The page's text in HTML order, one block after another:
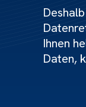
Ihnen
Daten,